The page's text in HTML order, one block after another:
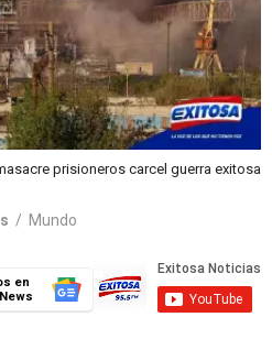
prisioneros carcel guerra exitosa
/ Mundo
en